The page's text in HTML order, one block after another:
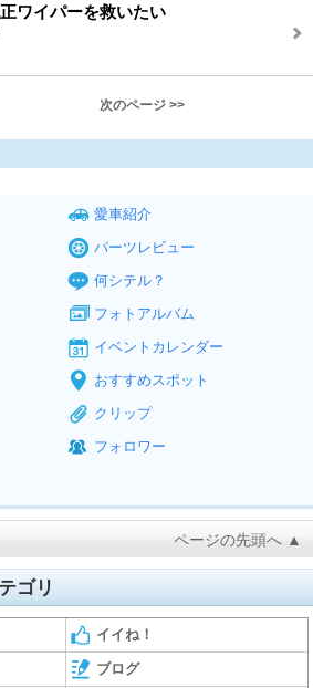
ワイパーを救いたい
次のページ >>
愛車紹介
パーツレビュー
何シテル？
フォトアルバム
イベントカレンダー
おすすめスポット
クリップ
フォロワー
ページの先頭へ ▲
ゴリ
イイね！
ブログ